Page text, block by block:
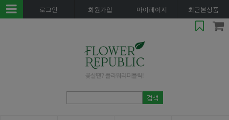
로그인 회원가입 마이페이지 최근본상품